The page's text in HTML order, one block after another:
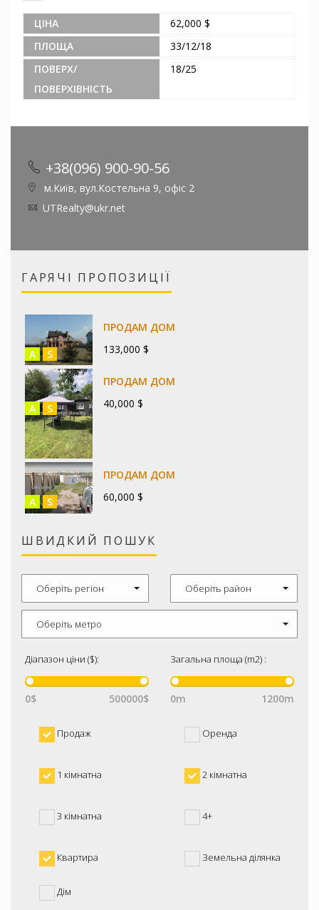
ЦІНА
62,000 $
ПЛОЩА
33/12/18
ПОВЕРХ/
ПОВЕРХІВНІСТЬ
18/25
+38(096) 900-90-56
м.Київ, вул.Костельна 9, офіс 2
UTRealty@ukr.net
ГАРЯЧІ ПРОПОЗИЦІЇ
A S
ПРОДАМ ДОМ
133,000 $
A S
ПРОДАМ ДОМ
40,000 $
A S
ПРОДАМ ДОМ
60,000 $
ШВИДКИЙ ПОШУК
Оберіть регіон Оберіть район
Оберіть метро
Діапазон ціни ($):
0$ 500000$
Загальна площа (m2) :
0m 1200m
Продаж Оренда
1 кімнатна 2 кімнатна
3 кімнатна 4+
Квартира Земельна ділянка
Дім